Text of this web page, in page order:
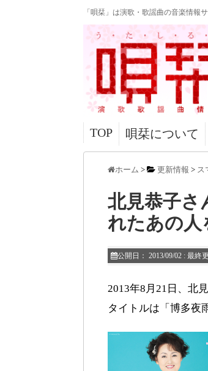
「唄栞」は演歌・歌謡曲の音楽情報サ
TOP 唄栞について
ホーム > 更新情報 > ス
北見恭子さ
れたあの
公開日： 2013/09/02 : 最終
2013年8月21日、北
タイトルは「博多夜